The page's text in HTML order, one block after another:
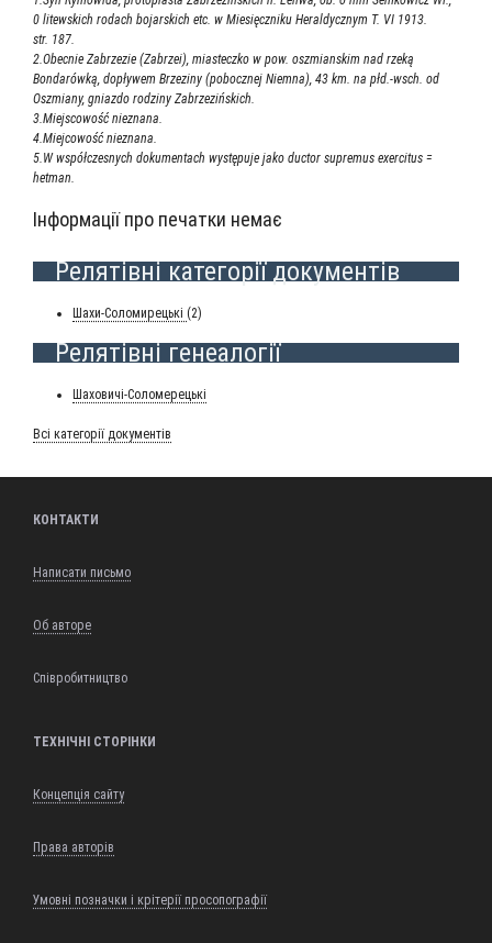
0 litewskich rodach bojarskich etc. w Miesięczniku Heraldycznym T. VI 1913.
str. 187.
2.Obecnie Zabrzezie (Zabrzei), miasteczko w pow. oszmianskim nad rzeką
Bondarówką, dopływem Brzeziny (pobocznej Niemna), 43 km. na płd.-wsch. od
Oszmiany, gniazdo rodziny Zabrzezińskich.
3.Miejscowość nieznana.
4.Miejcowość nieznana.
5.W współczesnych dokumentach występuje jako ductor supremus exercitus =
hetman.
Інформації про печатки немає
Релятівні категорії документів
Шахи-Соло­ми­ре­ць­кі (2)
Релятівні генеалогії
Шахо­ви­чі-Соло­ме­ре­ць­кі
Всі кате­горії документів
КОНТАКТИ
Написати письмо
Об авторе
Співробитництво
ТЕХНІЧНІ СТОРІНКИ
Концепція сайту
Права авторів
Умовні позначки і крітерії просопографії